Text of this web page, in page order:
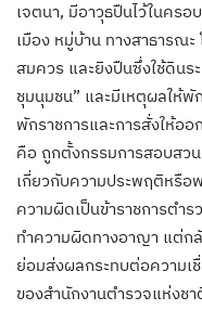
เจตนา, มีอาวุธปืนไว้ในคร
เมือง หมู่บ้าน ทางสาธารณ
สมควร และยิงปืนซึ่งใช้ดินร
ชุมนุมชน” และมีเหตุผลให้พั
พักราชการและการสั่งให้อ
คือ ถูกตั้งกรรมการสอบสว
เกี่ยวกับความประพฤติหรือ
ความผิดเป็นข้าราชการตำ
ทำความผิดทางอาญา แต่ก
ย่อมส่งผลกระทบต่อความเ
ของสำนักงานตำรวจแห่งช